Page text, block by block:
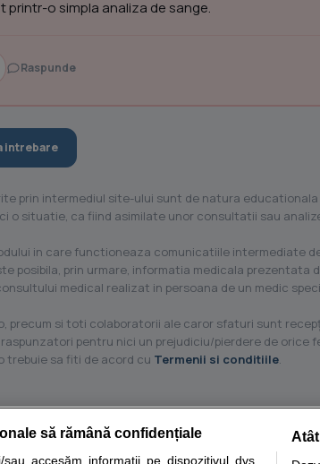
printr-o simpla analiza de sange.
Raspunde
intrebare
prin intermediul site-ului sunt de natura
o situatie, ca fiind asimilate unor consultatii sau
in care functioneaza comunicatiile intermediate
posibila, prin urmare, informatia medicala prezentata
medical realizat in persoana de un medic
precum si toti colaboratorii ale caror sfaturi sunt
pentru nici un prejudiciu/pierdere de orice
trebuie sa fiti de acord cu Termenii si conditiile.
simptome Interpretare analize Specialitati
să rămână confidențiale
accesăm informații pe dispozitivul dvs.,